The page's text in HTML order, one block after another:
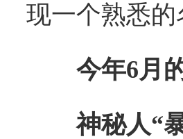
现一个熟悉
今年6月
神秘人“